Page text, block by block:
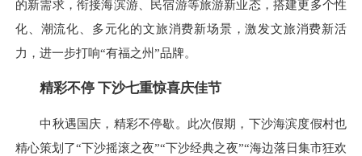
的新需求，衔接海滨游、民宿游等旅游新业态，搭建更多个性
化、潮流化、多元化的文旅消费新场景，激发文旅消费新活
力，进一步打响“有福之州”品牌。
精彩不停 下沙七重惊喜庆佳节
中秋遇国庆，精彩不停歇。此次假期，下沙海滨度假村也
精心策划了“下沙摇滚之夜”“下沙经典之夜”“海边落日集市狂欢